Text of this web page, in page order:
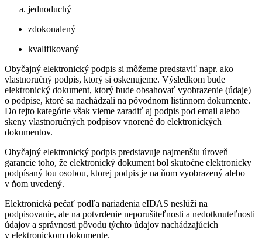
jednoduchý
zdokonalený
kvalifikovaný
Obyčajný elektronický podpis si môžeme predstaviť napr. ako
vlastnoručný podpis, ktorý si oskenujeme. Výsledkom bude
elektronický dokument, ktorý bude obsahovať vyobrazenie (údaje)
o podpise, ktoré sa nachádzali na pôvodnom listinnom dokumente.
Do tejto kategórie však vieme zaradiť aj podpis pod email alebo
skeny vlastnoručných podpisov vnorené do elektronických
dokumentov.
Obyčajný elektronický podpis predstavuje najmenšiu úroveň
garancie toho, že elektronický dokument bol skutočne elektronicky
podpísaný tou osobou, ktorej podpis je na ňom vyobrazený alebo
v ňom uvedený.
Elektronická pečať podľa nariadenia eIDAS neslúži na
podpisovanie, ale na potvrdenie neporušiteľnosti a nedotknuteľnosti
údajov a správnosti pôvodu týchto údajov nachádzajúcich
v elektronickom dokumente.